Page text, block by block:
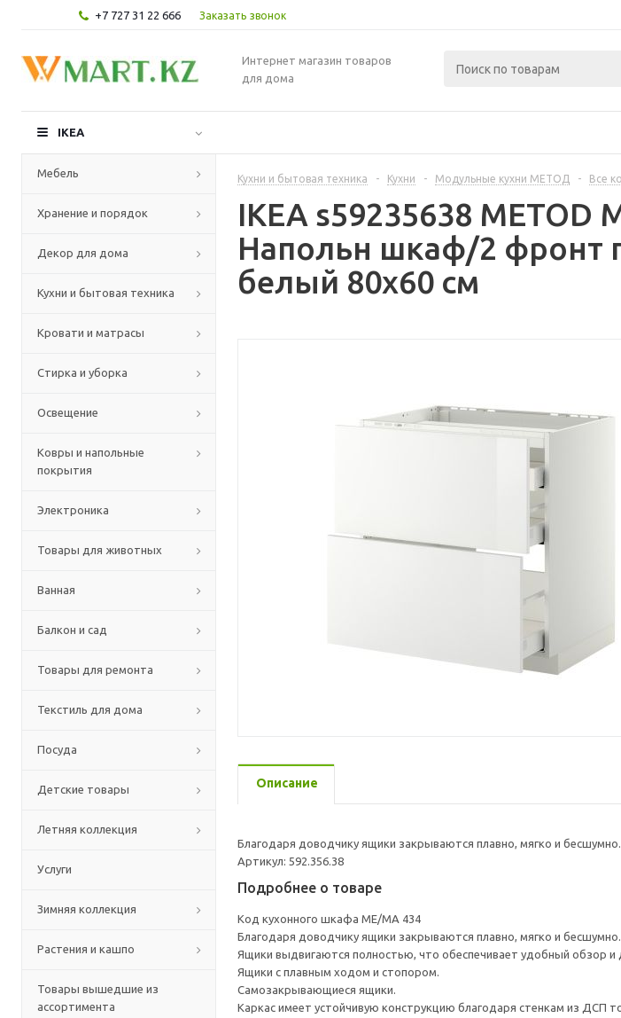
+7 727 31 22 666 Заказать звонок
Интернет магазин товаров
для дома
IKEA
Мебель
Хранение и порядок
Декор для дома
Кухни и бытовая техника
Кровати и матрасы
Стирка и уборка
Освещение
Ковры и напольные
покрытия
Электроника
Товары для животных
Ванная
Балкон и сад
Товары для ремонта
Текстиль для дома
Посуда
Детские товары
Летняя коллекция
Услуги
Зимняя коллекция
Растения и кашпо
Товары вышедшие из
ассортимента
Кухни и бытовая техника - Кухни - Модульные кухни МЕТОД - Все
IKEA s59235638
Напольн шкаф/2 фронт
белый 80x60 см
Описание
Благодаря доводчику ящики закрываются плавно, мягко и бесшумно.
Артикул: 592.356.38
Подробнее о товаре
Код кухонного шкафа ME/MA 434
Благодаря доводчику ящики закрываются плавно, мягко и бесшумно.
Ящики выдвигаются полностью, что обеспечивает удобный обзор и
Ящики с плавным ходом и стопором.
Самозакрывающиеся ящики.
Каркас имеет устойчивую конструкцию благодаря стенкам из ДСП